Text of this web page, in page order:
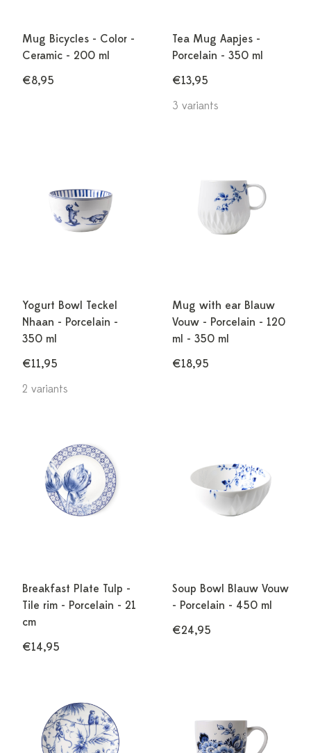
Mug Bicycles - Color -
Ceramic - 200 ml
€8,95
Tea Mug Aapjes -
Porcelain - 350 ml
€13,95
3 variants
Yogurt Bowl Teckel
Nhaan - Porcelain -
350 ml
€11,95
2 variants
Mug with ear Blauw
Vouw - Porcelain - 120
ml - 350 ml
€18,95
Breakfast Plate Tulp -
Tile rim - Porcelain - 21
cm
€14,95
Soup Bowl Blauw Vouw
- Porcelain - 450 ml
€24,95